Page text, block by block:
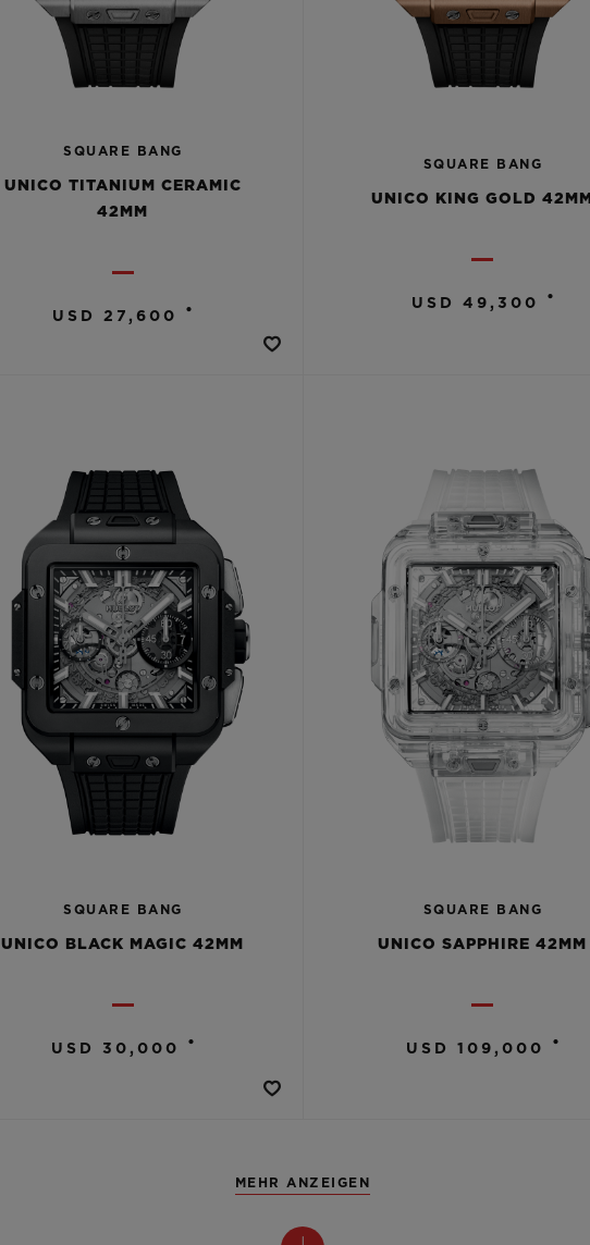
SQUARE BANG
UNICO TITANIUM CERAMIC
42MM
USD 27,600 •
SQUARE BANG
UNICO KING GOLD 42MM
USD 49,300 •
SQUARE BANG
UNICO BLACK MAGIC 42MM
USD 30,000 •
SQUARE BANG
UNICO SAPPHIRE 42MM
USD 109,000 •
MEHR ANZEIGEN